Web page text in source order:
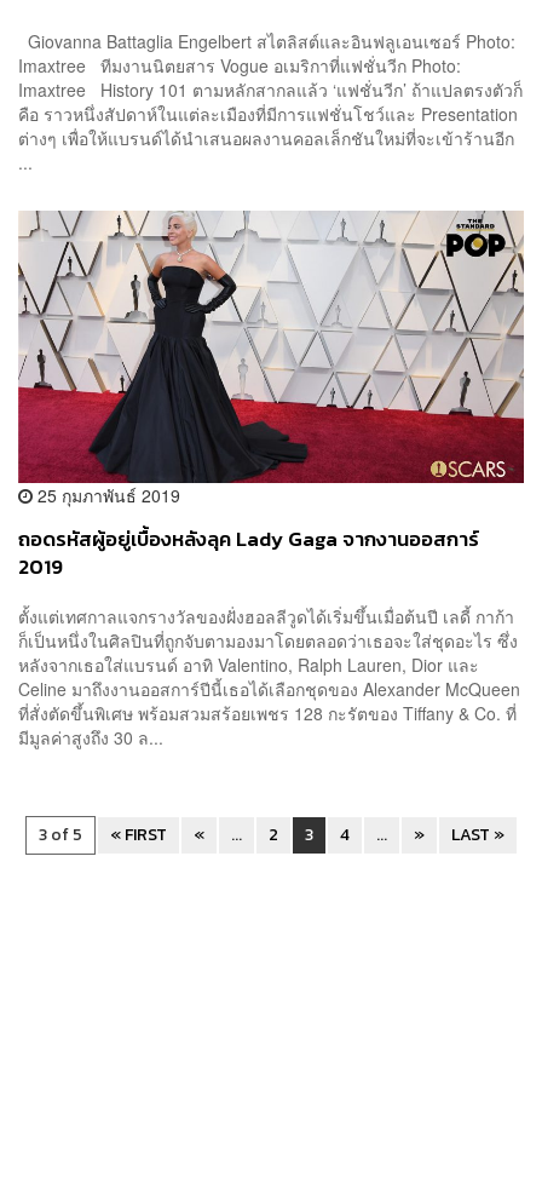
Giovanna Battaglia Engelbert สไตลิสต์และอินฟลูเอนเซอร์ Photo:
Imaxtree ทีมงานนิตยสาร Vogue อเมริกาที่แฟชั่นวีก Photo:
Imaxtree History 101 ตามหลักสากลแล้ว ‘แฟชั่นวีก’ ถ้าแปลตรงตัวก็
คือ ราวหนึ่งสัปดาห์ในแต่ละเมืองที่มีการแฟชั่นโชว์และ Presentation
ต่างๆ เพื่อให้แบรนด์ได้นำเสนอผลงานคอลเล็กชันใหม่ที่จะเข้าร้านอีก
...
25 กุมภาพันธ์ 2019
ถอดรหัสผู้อยู่เบื้องหลังลุค Lady Gaga จากงานออสการ์
2019
ตั้งแต่เทศกาลแจกรางวัลของฝั่งฮอลลีวูดได้เริ่มขึ้นเมื่อต้นปี เลดี้ กาก้า
ก็เป็นหนึ่งในศิลปินที่ถูกจับตามองมาโดยตลอดว่าเธอจะใส่ชุดอะไร ซึ่ง
หลังจากเธอใส่แบรนด์ อาทิ Valentino, Ralph Lauren, Dior และ
Celine มาถึงงานออสการ์ปีนี้เธอได้เลือกชุดของ Alexander McQueen
ที่สั่งตัดขึ้นพิเศษ พร้อมสวมสร้อยเพชร 128 กะรัตของ Tiffany & Co. ที่
มีมูลค่าสูงถึง 30 ล...
3 of 5 « FIRST « ... 2 3 4 ... » LAST »